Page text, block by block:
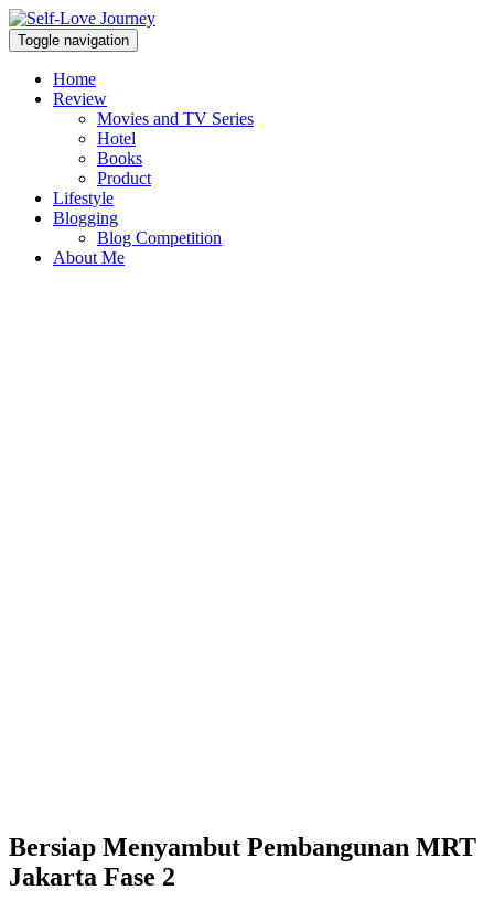
Skip
to
content
Open
Sidebar
Self-Love Journey
Self Love Journey
Toggle navigation
Home
Review
Movies and TV Series
Hotel
Books
Product
Lifestyle
Blogging
Blog Competition
About Me
Bersiap Menyambut Pembangunan MRT
Jakarta Fase 2